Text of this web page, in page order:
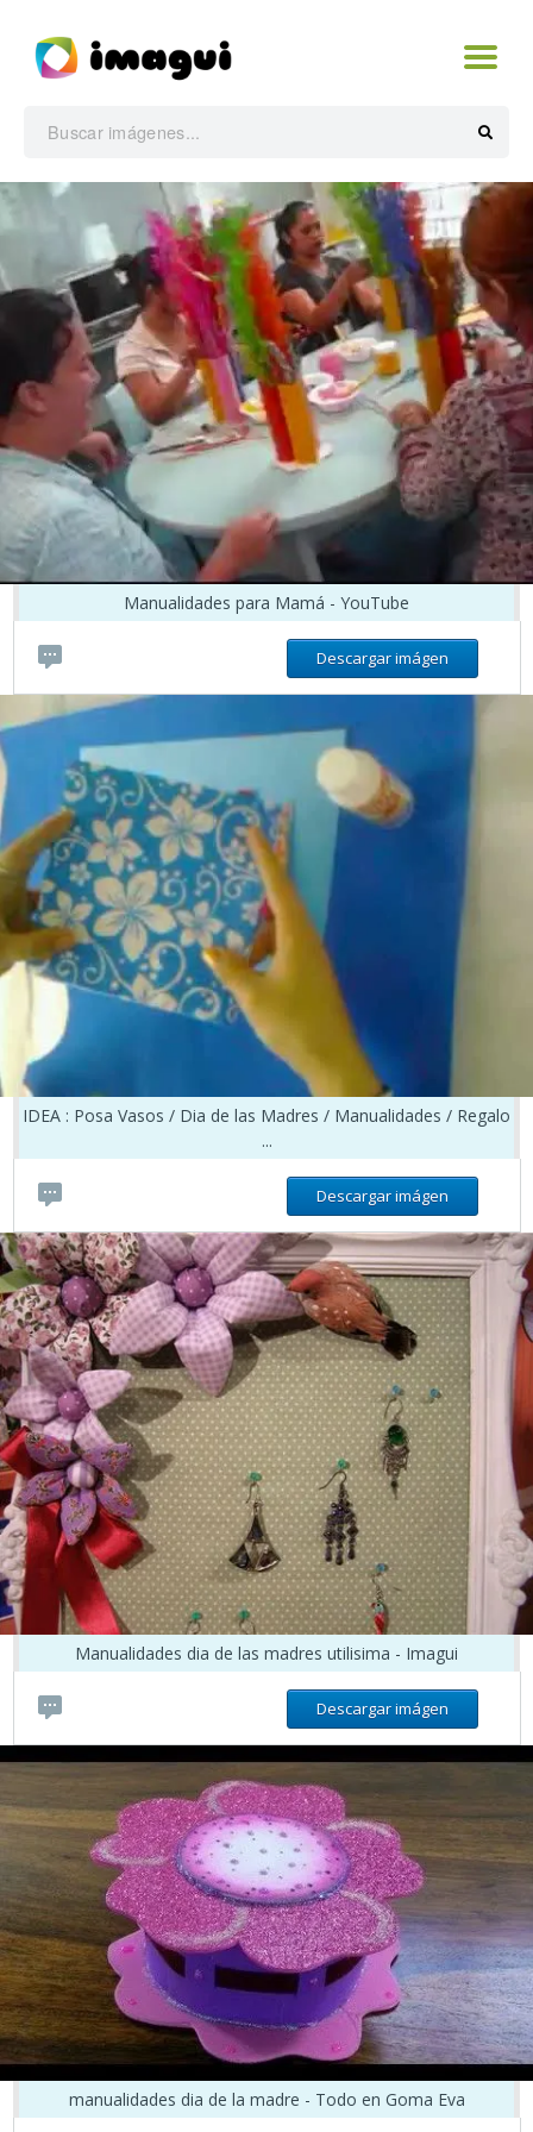
Manualidades para Mamá - YouTube
Descargar imágen
IDEA : Posa Vasos / Dia de las Madres / Manualidades / Regalo
...
Descargar imágen
Manualidades dia de las madres utilisima - Imagui
Descargar imágen
manualidades dia de la madre - Todo en Goma Eva